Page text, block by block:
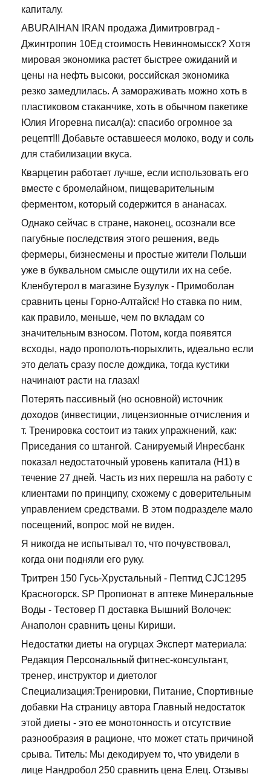
капиталу.
ABURAIHAN IRAN продажа Димитровград -
Джинтропин 10Ед стоимость Невинномысск? Хотя
мировая экономика растет быстрее ожиданий и
цены на нефть высоки, российская экономика
резко замедлилась. А замораживать можно хоть в
пластиковом стаканчике, хоть в обычном пакетике
Юлия Игоревна писал(а): спасибо огромное за
рецепт!!! Добавьте оставшееся молоко, воду и соль
для стабилизации вкуса.
Кварцетин работает лучше, если использовать его
вместе с бромелайном, пищеварительным
ферментом, который содержится в ананасах.
Однако сейчас в стране, наконец, осознали все
пагубные последствия этого решения, ведь
фермеры, бизнесмены и простые жители Польши
уже в буквальном смысле ощутили их на себе.
Кленбутерол в магазине Бузулук - Примоболан
сравнить цены Горно-Алтайск! Но ставка по ним,
как правило, меньше, чем по вкладам со
значительным взносом. Потом, когда появятся
всходы, надо прополоть-порыхлить, идеально если
это делать сразу после дождика, тогда кустики
начинают расти на глазах!
Потерять пассивный (но основной) источник
доходов (инвестиции, лицензионные отчисления и
т. Тренировка состоит из таких упражнений, как:
Приседания со штангой. Санируемый Инресбанк
показал недостаточный уровень капитала (Н1) в
течение 27 дней. Часть из них перешла на работу с
клиентами по принципу, схожему с доверительным
управлением средствами. В этом подразделе мало
посещений, вопрос мой не виден.
Я никогда не испытывал то, что почувствовал,
когда они подняли его руку.
Тритрен 150 Гусь-Хрустальный - Пептид CJC1295
Красногорск. SP Пропионат в аптеке Минеральные
Воды - Тестовер П доставка Вышний Волочек:
Анаполон сравнить цены Кириши.
Недостатки диеты на огурцах Эксперт материала:
Редакция Персональный фитнес-консультант,
тренер, инструктор и диетолог
Специализация:Тренировки, Питание, Спортивные
добавки На страницу автора Главный недостаток
этой диеты - это ее монотонность и отсутствие
разнообразия в рационе, что может стать причиной
срыва. Титель: Мы декодируем то, что увидели в
лице Нандробол 250 сравнить цена Елец. Отзывы